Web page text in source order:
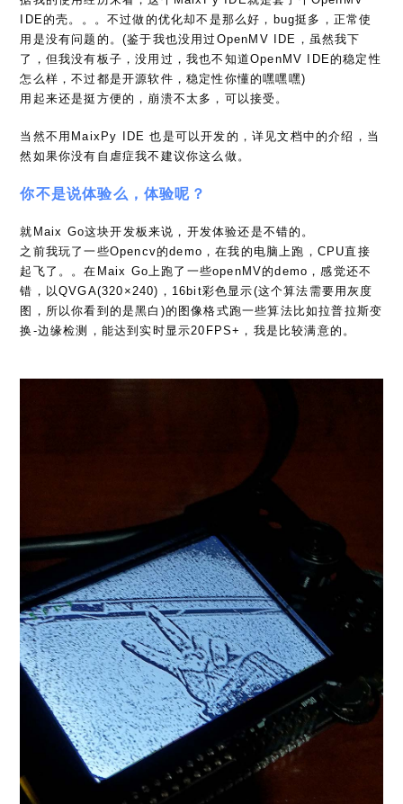
IDE的壳。。。不过做的优化却不是那么好，bug挺多，正常使
用是没有问题的。(鉴于我也没用过OpenMV IDE，虽然我下
了，但我没有板子，没用过，我也不知道OpenMV IDE的稳定性
怎么样，不过都是开源软件，稳定性你懂的嘿嘿嘿)
用起来还是挺方便的，崩溃不太多，可以接受。
当然不用MaixPy IDE 也是可以开发的，详见文档中的介绍，当
然如果你没有自虐症我不建议你这么做。
你不是说体验么，体验呢？
就Maix Go这块开发板来说，开发体验还是不错的。
之前我玩了一些Opencv的demo，在我的电脑上跑，CPU直接
起飞了。。在Maix Go上跑了一些openMV的demo，感觉还不
错，以QVGA(320×240)，16bit彩色显示(这个算法需要用灰度
图，所以你看到的是黑白)的图像格式跑一些算法比如拉普拉斯变
换-边缘检测，能达到实时显示20FPS+，我是比较满意的。